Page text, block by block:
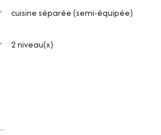
cuisine séparée (semi-équipée)
2 niveau(x)